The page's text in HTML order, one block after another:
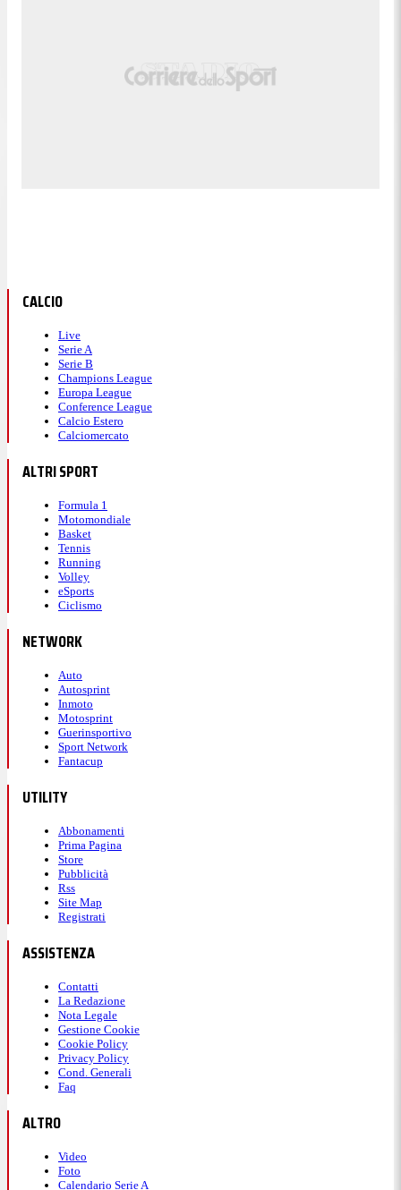
CALCIO
Live
Serie A
Serie B
Champions League
Europa League
Conference League
Calcio Estero
Calciomercato
ALTRI SPORT
Formula 1
Motomondiale
Basket
Tennis
Running
Volley
eSports
Ciclismo
NETWORK
Auto
Autosprint
Inmoto
Motosprint
Guerinsportivo
Sport Network
Fantacup
UTILITY
Abbonamenti
Prima Pagina
Store
Pubblicità
Rss
Site Map
Registrati
ASSISTENZA
Contatti
La Redazione
Nota Legale
Gestione Cookie
Cookie Policy
Privacy Policy
Cond. Generali
Faq
ALTRO
Video
Foto
Calendario Serie A